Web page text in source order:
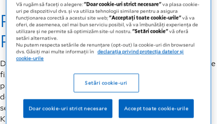
Progres prin îngrijire –
Povestea noastră
De 50 de ani, Fresubin înseamnă mai mult decât recuperare
fizică - oferă o nutriție adaptată vieții reale, care ajută
pacienții să-și regăsească echilibrul, încrederea și puterea
de a merge mai departe. O misiune inspirată de peste un
secol de excelență în domeniul sănătății marca Fresenius
Kabi.
Vă rugăm să faceți o alegere:"Doar cookie-uri strict necesare"va plasa cookie-
uri pe dispozitivul dvs. și va utiliza tehnologii similare pentru a asigura
funcționarea corectă a acestui site web;"Acceptați toate cookie-urile"vă va
oferi, de asemenea, cel mai bun serviciu posibil, vă va îmbunătăți experiența de
utilizare și ne permite să optimizăm site-ul nostru."Setări cookie"vă oferă
setări alternative.
Nu putem respecta setările de renunțare (opt-out) la cookie-uri din browserul
dvs. Găsiți mai multe informații în declarația privind protecția datelor și
cookie-urile
Setări cookie-uri
Doar cookie-uri strict necesare Accept toate cookie-urile